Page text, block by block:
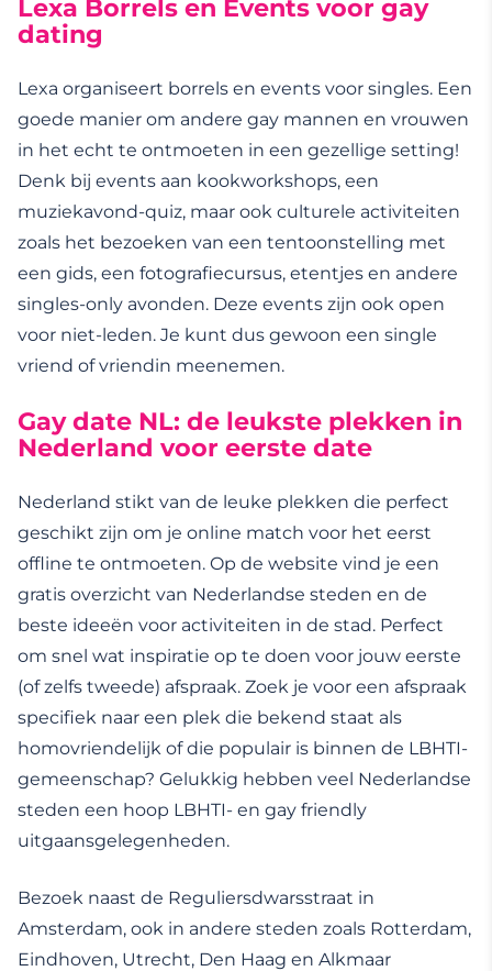
Lexa Borrels en Events voor gay
dating
Lexa organiseert borrels en events voor singles. Een
goede manier om andere gay mannen en vrouwen
in het echt te ontmoeten in een gezellige setting!
Denk bij events aan kookworkshops, een
muziekavond-quiz, maar ook culturele activiteiten
zoals het bezoeken van een tentoonstelling met
een gids, een fotografiecursus, etentjes en andere
singles-only avonden. Deze events zijn ook open
voor niet-leden. Je kunt dus gewoon een single
vriend of vriendin meenemen.
Gay date NL: de leukste plekken in
Nederland voor eerste date
Nederland stikt van de leuke plekken die perfect
geschikt zijn om je online match voor het eerst
offline te ontmoeten. Op de website vind je een
gratis overzicht van Nederlandse steden en de
beste ideeën voor activiteiten in de stad. Perfect
om snel wat inspiratie op te doen voor jouw eerste
(of zelfs tweede) afspraak. Zoek je voor een afspraak
specifiek naar een plek die bekend staat als
homovriendelijk of die populair is binnen de LBHTI-
gemeenschap? Gelukkig hebben veel Nederlandse
steden een hoop LBHTI- en gay friendly
uitgaansgelegenheden.
Bezoek naast de Reguliersdwarsstraat in
Amsterdam, ook in andere steden zoals Rotterdam,
Eindhoven, Utrecht, Den Haag en Alkmaar